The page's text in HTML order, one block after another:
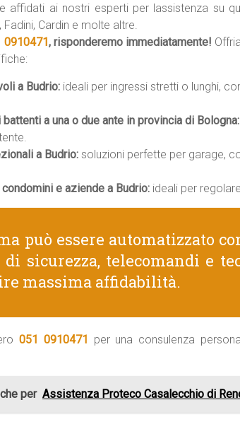
e affidati ai nostri esperti per lassistenza su
Fadini, Cardin e molte altre.
0910471, risponderemo immediatamente!
a Budrio: ideali per ingressi stretti o lunghi,
a una o due ante in provincia di Bologna:
a Budrio: soluzioni perfette per garage,
e aziende a Budrio: ideali per
può essere automatizzato
sicurezza, telecomandi e
massima affidabilità.
051 0910471 per una consulenza
per Assistenza Proteco Casalecchio di